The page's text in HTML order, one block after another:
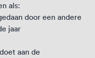
als:
door een andere
jaar
aan de